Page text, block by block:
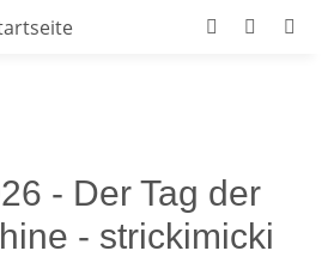
- Der Tag der
- strickimicki